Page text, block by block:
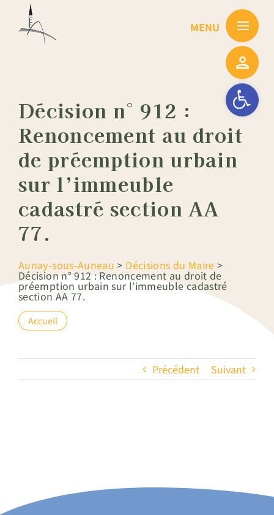
Ouvrir la
Décision n° 912 :
Renoncement au droit
de préemption urbain
sur l’immeuble
cadastré section AA
77.
Aunay-sous-Auneau > Décisions du Maire >
Décision n° 912 : Renoncement au droit de
préemption urbain sur l’immeuble cadastré
section AA 77.
Accueil
Précédent Suivant